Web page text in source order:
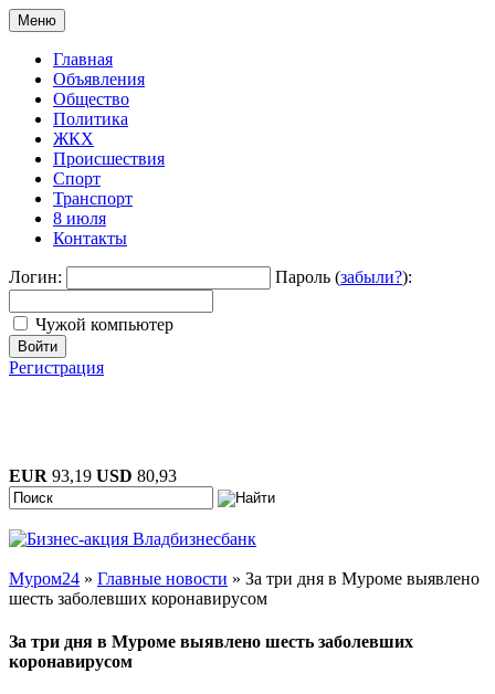
Меню
Главная
Объявления
Общество
Политика
ЖКХ
Происшествия
Спорт
Транспорт
8 июля
Контакты
Логин: Пароль (забыли?):
Чужой компьютер
Войти
Регистрация
EUR 93,19 USD 80,93
Муром24 » Главные новости » За три дня в Муроме выявлено
шесть заболевших коронавирусом
За три дня в Муроме выявлено шесть заболевших
коронавирусом